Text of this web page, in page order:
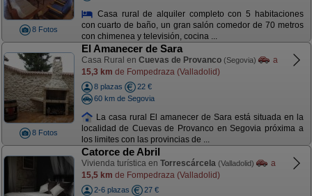
8 Fotos
Casa rural de alquiler completo con 5 habitaciones
con cuarto de baño, un gran salón comedor de 70 metros
con chimenea y televisión, cocina ...
8 Fotos
El Amanecer de Sara
Casa Rural en Cuevas de Provanco (Segovia)
a
15,3 km de Fompedraza (Valladolid)
8 plazas
22 €
60 km de Segovia
La casa rural El amanecer de Sara está situada en la
localidad de Cuevas de Provanco en Segovia próxima a
los limites con las provincias de ...
Catorce de Abril
Vivienda turística en Torrescárcela (Valladolid)
a
15,5 km de Fompedraza (Valladolid)
2-6 plazas
27 €